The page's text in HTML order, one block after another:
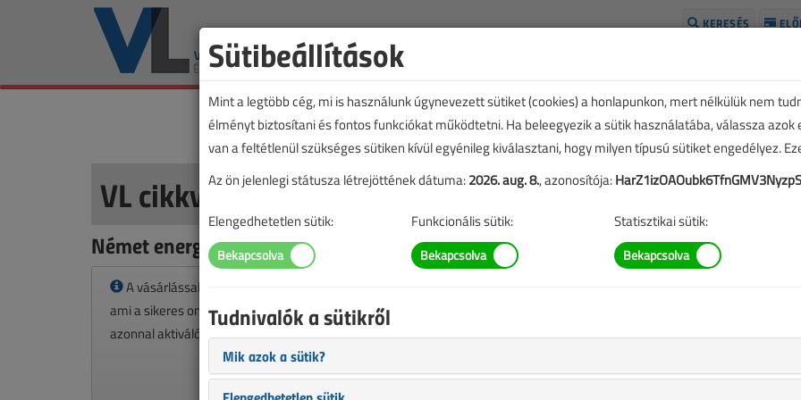
KERESÉS
VL cikkvásárlás
Német energiapolitikai kilátások című cikk vásárlása
A vásárlással korlátlan hozzáférést kap a cikkhez,
ami a sikeres online elektronikus fizetést követően
azonnal aktiválódik. A hozzáférése nem évül el.
Sütibeállítások
Mint a legtöbb cég, mi is használunk úgynevezett sütiket (cookies) a honlapunkon, mert nélkülük nem
élményt biztosítani és fontos funkciókat működtetni. Ha beleegyezik a sütik használatába, válassza azok
van a feltétlenül szükséges sütiken kívül egyénileg kiválasztani, hogy milyen típusú sütiket engedélyez.
Az ön jelenlegi státusza létrejöttének dátuma:2026. aug. 8., azonosítója:
Elengedhetetlen sütik: Funkcionális sütik: Statisztikai sütik:
Tudnivalók a sütikről
Mik azok a sütik?